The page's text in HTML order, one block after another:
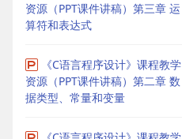
资源（PPT课件讲稿）第三章 运
算符和表达式
《C语言程序设计》课程教学
资源（PPT课件讲稿）第二章 数
据类型、常量和变量